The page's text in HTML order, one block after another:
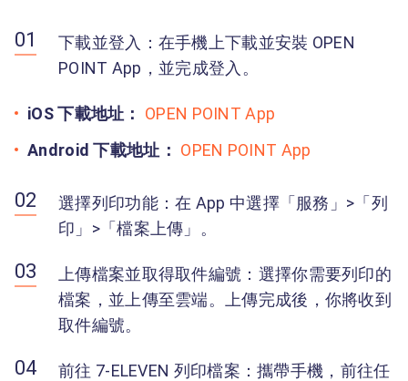
下載並登入：在手機上下載並安裝 OPEN
POINT App，並完成登入。
iOS 下載地址：
OPEN POINT App
Android 下載地址： OPEN POINT App
選擇列印功能：在 App 中選擇「服務」>「列
印」>「檔案上傳」。
上傳檔案並取得取件編號：選擇你需要列印的
檔案，並上傳至雲端。上傳完成後，你將收到
取件編號。
前往 7-ELEVEN 列印檔案：攜帶手機，前往任